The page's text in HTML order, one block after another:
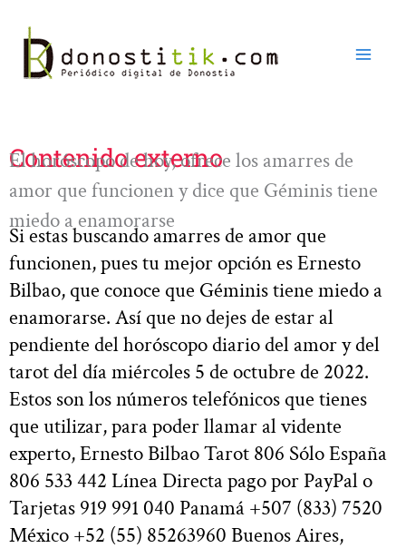
contenido
Contenido externo
El horóscopo de hoy, ofrece los amarres de
amor que funcionen y dice que Géminis tiene
miedo a enamorarse
Si estas buscando amarres de amor que
funcionen, pues tu mejor opción es Ernesto
Bilbao, que conoce que Géminis tiene miedo a
enamorarse. Así que no dejes de estar al
pendiente del horóscopo diario del amor y del
tarot del día miércoles 5 de octubre de 2022.
Estos son los números telefónicos que tienes
que utilizar, para poder llamar al vidente
experto, Ernesto Bilbao Tarot 806 Sólo España
806 533 442 Línea Directa pago por PayPal o
Tarjetas 919 991 040 Panamá +507 (833) 7520
México +52 (55) 85263960 Buenos Aires,